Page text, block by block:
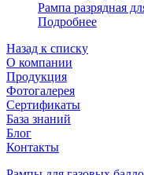
Рампа разрядная
Подробнее
Назад к списку
О компании
Продукция
Фотогалерея
Сертификаты
База знаний
Блог
Контакты